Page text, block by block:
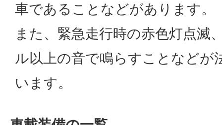
車であることなどがあります。
また、緊急走行時の赤色灯点滅
ル以上の音で鳴らすことなどが
います。